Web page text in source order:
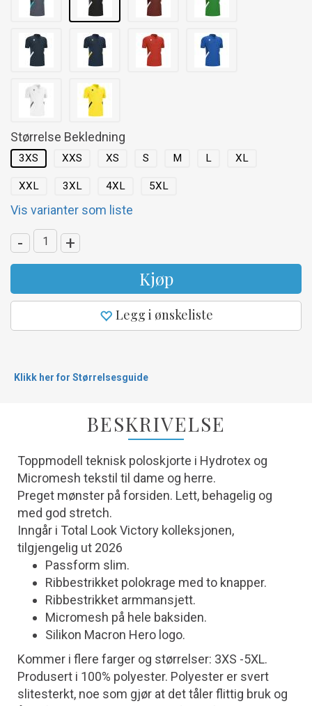
Størrelse Bekledning
3XS XXS XS S M L XL
XXL 3XL 4XL 5XL
Vis varianter som liste
- +
Kjøp
Legg i ønskeliste
Klikk her for Størrelsesguide
BESKRIVELSE
Toppmodell teknisk poloskjorte i Hydrotex og
Micromesh tekstil til dame og herre.
Preget mønster på forsiden. Lett, behagelig og
med god stretch.
Inngår i Total Look Victory kolleksjonen,
tilgjengelig ut 2026
Passform slim.
Ribbestrikket polokrage med to knapper.
Ribbestrikket armmansjett.
Micromesh på hele baksiden.
Silikon Macron Hero logo.
Kommer i flere farger og størrelser: 3XS -5XL.
Produsert i 100% polyester. Polyester er svert
slitesterkt, noe som gjør at det tåler flittig bruk og